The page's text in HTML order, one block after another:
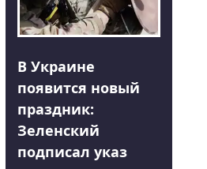
В Украине
появится новый
праздник:
Зеленский
подписал указ